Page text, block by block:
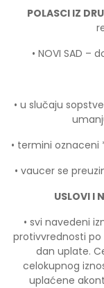
POLASCI IZ
• NOVI SAD
• u slučaju
• termini
• vaucer se
USLOVI I
• svi navedeni
protivvrednosti po
dan uplate.
celokupnog
uplaćene